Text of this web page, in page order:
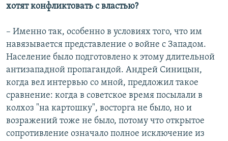
хотят конфликтовать с властью?
– Именно так, особенно в условиях того, что им
навязывается представление о войне с Западом.
Население было подготовлено к этому длительной
антизападной пропагандой. Андрей Синицын,
когда вел интервью со мной, предложил такое
сравнение: когда в советское время посылали в
колхоз "на картошку", восторга не было, но и
возражений тоже не было, потому что открытое
сопротивление означало полное исключение из